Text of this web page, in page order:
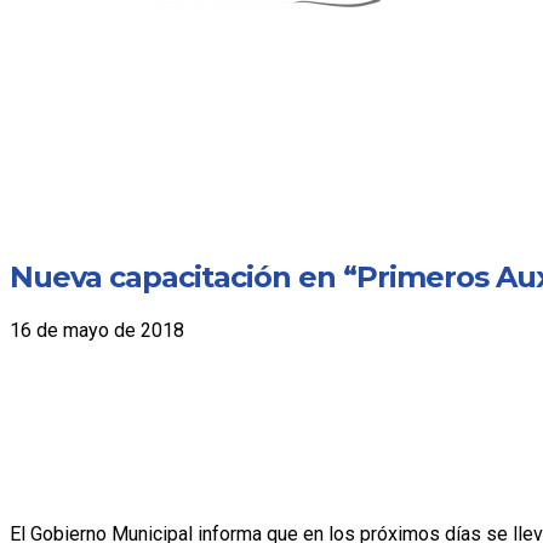
Nueva capacitación en “Primeros
16 de mayo de 2018
El Gobierno Municipal informa que en los próximos días se